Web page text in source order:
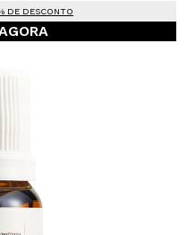
DE DESCONTO